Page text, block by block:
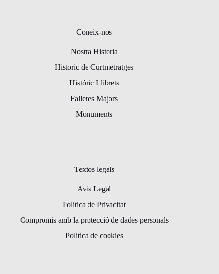
Coneix-nos
Nostra Historia
Historic de Curtmetratges
Históric Llibrets
Falleres Majors
Monuments
Textos legals
Avis Legal
Politica de Privacitat
Compromis amb la protecció de dades personals
Politica de cookies